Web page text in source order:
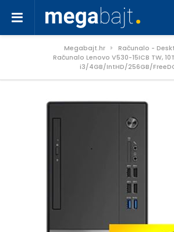
Megabajt.hr
Računalo -
Računalo Lenovo V530-15ICB TW,
i3/4GB/IntHD/256GB/